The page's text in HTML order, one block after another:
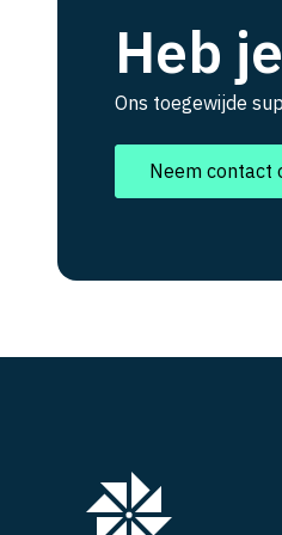
Heb
Ons toegewijde
Neem contact